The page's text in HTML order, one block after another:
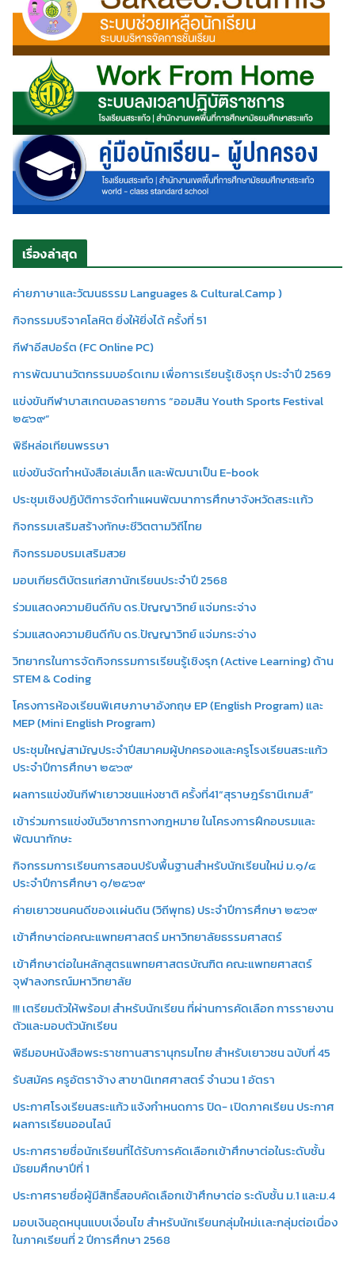
เรื่องล่าสุด
ค่ายภาษาและวัฒนธรรม Languages & Cultural.Camp )
กิจกรรมบริจาคโลหิต ยิ่งให้ยิ่งได้ ครั้งที่ 51
กีฬาอีสปอร์ต (FC Online PC)
การพัฒนานวัตกรรมบอร์ดเกม เพื่อการเรียนรู้เชิงรุก ประจำปี 2569
แข่งขันกีฬาบาสเกตบอลรายการ “ออมสิน Youth Sports Festival
๒๕๖๙”
พิธีหล่อเทียนพรรษา
แข่งขันจัดทำหนังสือเล่มเล็ก และพัฒนาเป็น E-book
ประชุมเชิงปฏิบัติการจัดทำแผนพัฒนาการศึกษาจังหวัดสระเเก้ว
กิจกรรมเสริมสร้างทักษะชีวิตตามวิถีไทย
กิจกรรมอบรมเสริมสวย
มอบเกียรติบัตรแก่สภานักเรียนประจำปี 2568
ร่วมแสดงความยินดีกับ ดร.ปัญญาวิทย์ แจ่มกระจ่าง
ร่วมแสดงความยินดีกับ ดร.ปัญญาวิทย์ แจ่มกระจ่าง
วิทยากรในการจัดกิจกรรมการเรียนรู้เชิงรุก (Active Learning) ด้าน
STEM & Coding
โครงการห้องเรียนพิเศษภาษาอังกฤษ EP (English Program) และ
MEP (Mini English Program)
ประชุมใหญ่สามัญประจำปีสมาคมผู้ปกครองและครูโรงเรียนสระแก้ว
ประจำปีการศึกษา ๒๕๖๙
ผลการแข่งขันกีฬาเยาวชนแห่งชาติ ครั้งที่41“สุราษฎร์ธานีเกมส์”
เข้าร่วมการแข่งขันวิชาการทางกฎหมาย ในโครงการฝึกอบรมและ
พัฒนาทักษะ
กิจกรรมการเรียนการสอนปรับพื้นฐานสำหรับนักเรียนใหม่ ม.๑/๔
ประจำปีการศึกษา ๑/๒๕๖๙
ค่ายเยาวชนคนดีของเเผ่นดิน (วิถีพุทธ) ประจำปีการศึกษา ๒๕๖๙
เข้าศึกษาต่อคณะแพทยศาสตร์ มหาวิทยาลัยธรรมศาสตร์
เข้าศึกษาต่อในหลักสูตรแพทยศาสตรบัณฑิต คณะแพทยศาสตร์
จุฬาลงกรณ์มหาวิทยาลัย
!!! เตรียมตัวให้พร้อม! สำหรับนักเรียน ที่ผ่านการคัดเลือก การรายงาน
ตัวและมอบตัวนักเรียน
พิธีมอบหนังสือพระราชทานสารานุกรมไทย สำหรับเยาวชน ฉบับที่ 45
รับสมัคร ครูอัตราจ้าง สาขานิเทศศาสตร์ จำนวน 1 อัตรา
ประกาศโรงเรียนสระแก้ว แจ้งกำหนดการ ปิด- เปิดภาคเรียน ประกาศ
ผลการเรียนออนไลน์
ประกาศรายชื่อนักเรียนที่ได้รับการคัดเลือกเข้าศึกษาต่อในระดับชั้น
มัธยมศึกษาปีที่ 1
ประกาศรายชื่อผู้มีสิทธิ์สอบคัดเลือกเข้าศึกษาต่อ ระดับชั้น ม.1 และม.4
มอบเงินอุดหนุนแบบเงื่อนไข สำหรับนักเรียนกลุ่มใหม่เเละกลุ่มต่อเนื่อง
ในภาคเรียนที่ 2 ปีการศึกษา 2568